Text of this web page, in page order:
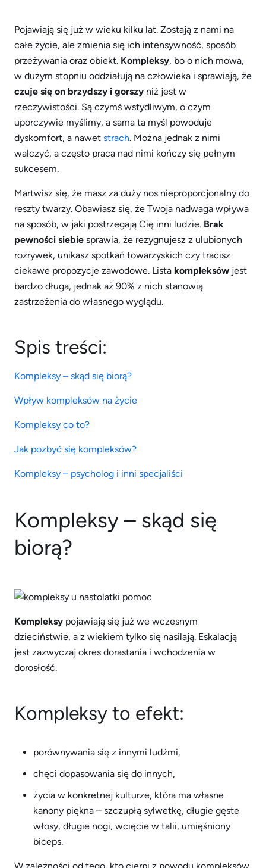
Pojawiają się już w wieku kilku lat. Zostają z nami na
całe życie, ale zmienia się ich intensywność, sposób
przeżywania oraz obiekt. Kompleksy, bo o nich mowa,
w dużym stopniu oddziałują na człowieka i sprawiają, że
czuje się on brzydszy i gorszy niż jest w
rzeczywistości. Są czymś wstydliwym, o czym
uporczywie myślimy, a sama ta myśl powoduje
dyskomfort, a nawet strach. Można jednak z nimi
walczyć, a często praca nad nimi kończy się pełnym
sukcesem.
Martwisz się, że masz za duży nos nieproporcjonalny do
reszty twarzy. Obawiasz się, że Twoja nadwaga wpływa
na sposób, w jaki postrzegają Cię inni ludzie. Brak
pewności siebie sprawia, że rezygnujesz z ulubionych
rozrywek, unikasz spotkań towarzyskich czy tracisz
ciekawe propozycje zawodowe. Lista kompleksów jest
bardzo długa, jednak aż 90% z nich stanowią
zastrzeżenia do własnego wyglądu.
Spis treści:
Kompleksy – skąd się biorą?
Wpływ kompleksów na życie
Kompleksy co to?
Jak pozbyć się kompleksów?
Kompleksy – psycholog i inni specjaliści
Kompleksy – skąd się
biorą?
Kompleksy pojawiają się już we wczesnym
dzieciństwie, a z wiekiem tylko się nasilają. Eskalacją
jest zazwyczaj okres dorastania i wchodzenia w
dorosłość.
Kompleksy to efekt:
porównywania się z innymi ludźmi,
chęci dopasowania się do innych,
życia w konkretnej kulturze, która ma własne
kanony piękna – szczupłą sylwetkę, długie gęste
włosy, długie nogi, wcięcie w talii, umięśniony
biceps.